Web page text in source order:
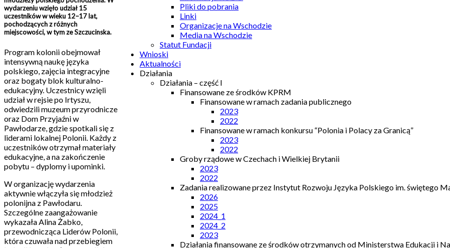
Pliki do pobrania
Linki
Organizacje na Wschodzie
Media na Wschodzie
Statut Fundacji
Wnioski
Aktualności
Działania
Działania – część I
Finansowane ze środków KPRM
Finansowane w ramach zadania publicznego
2023
2022
Finansowane w ramach konkursu “Polonia i Polacy za Granicą”
2023
2022
Groby rządowe w Czechach i Wielkiej Brytanii
2023
2022
Zadania realizowane przez Instytut Rozwoju Języka Polskiego im. świętego
2026
2025
2024_1
2024_2
2023
Działania finansowane ze środków otrzymanych od Ministerstwa Edukacji i
wydarzeniu wzięło udział 15
uczestników w wieku 12–17 lat,
pochodzących z różnych
miejscowości, w tym ze Szczucinska.
Program kolonii obejmował
intensywną naukę języka
polskiego, zajęcia integracyjne
oraz bogaty blok kulturalno-
edukacyjny. Uczestnicy wzięli
udział w rejsie po Irtyszu,
odwiedzili muzeum przyrodnicze
oraz Dom Przyjaźni w
Pawłodarze, gdzie spotkali się z
liderami lokalnej Polonii. Każdy z
uczestników otrzymał materiały
edukacyjne, a na zakończenie
pobytu – dyplomy i upominki.
W organizację wydarzenia
aktywnie włączyła się młodzież
polonijna z Pawłodaru.
Szczególne zaangażowanie
wykazała Alina Żabko,
przewodnicząca Liderów Polonii,
która czuwała nad przebiegiem